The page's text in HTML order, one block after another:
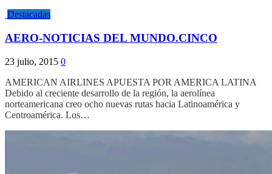
Destacadas
AERO-NOTICIAS DEL MUNDO.CINCO
23 julio, 2015 0
AMERICAN AIRLINES APUESTA POR AMERICA LATINA
Debido al creciente desarrollo de la región, la aerolínea
norteamericana creo ocho nuevas rutas hacia Latinoamérica y
Centroamérica. Los…